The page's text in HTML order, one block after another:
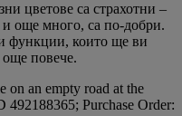
цветове са страхотни –
и още много, са по-добри.
функции, които ще ви
още повече.